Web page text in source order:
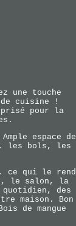
une touche
cuisine !
pour la
espace de
les bols, les
ce qui le rend
le salon, la
des
maison. Bon
de mangue